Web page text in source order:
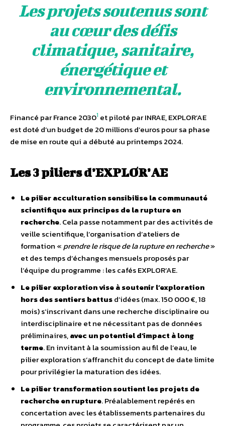
Les projets soutenus sont
au cœur des défis
climatique, sanitaire,
énergétique et
environnemental.
Financé par France 20301 et piloté par INRAE, EXPLOR’AE
est doté d’un budget de 20 millions d’euros pour sa phase
de mise en route qui a débuté au printemps 2024.
Les 3 piliers d’EXPLOR’AE
Le pilier acculturation sensibilise la communauté
scientifique aux principes de la rupture en
recherche. Cela passe notamment par des activités de
veille scientifique, l’organisation d’ateliers de
formation «prendre le risque de la rupture en recherche»
et des temps d’échanges mensuels proposés par
l’équipe du programme : les cafés EXPLOR’AE.
Le pilier exploration vise à soutenir l’exploration
hors des sentiers battusd’idées (max. 150 000 €, 18
mois) s’inscrivant dans une recherche disciplinaire ou
interdisciplinaire et ne nécessitant pas de données
préliminaires,avec un potentiel d’impact à long
terme. En invitant à la soumission au fil de l’eau, le
pilier exploration s’affranchit du concept de date limite
pour privilégier la maturation des idées.
Le pilier transformation soutient les projets de
recherche en rupture. Préalablement repérés en
concertation avec les établissements partenaires du